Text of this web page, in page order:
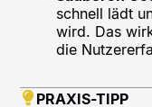
schnell lädt
wird. Das
die
PRAXIS-TIPP